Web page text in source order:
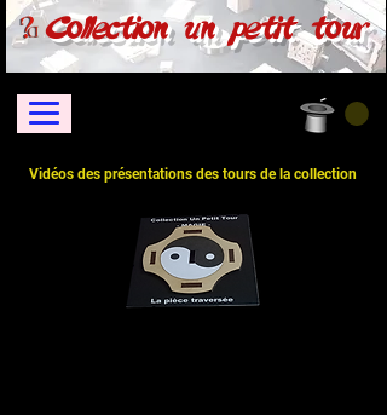
Collection un petit tour
Vidéos des présentations des tours de la collection